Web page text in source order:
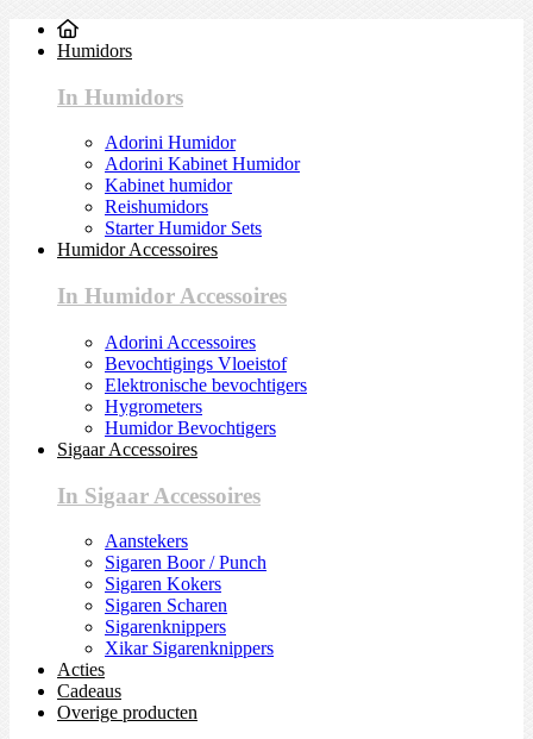
Humidors
In Humidors
Adorini Humidor
Adorini Kabinet Humidor
Kabinet humidor
Reishumidors
Starter Humidor Sets
Humidor Accessoires
In Humidor Accessoires
Adorini Accessoires
Bevochtigings Vloeistof
Elektronische bevochtigers
Hygrometers
Humidor Bevochtigers
Sigaar Accessoires
In Sigaar Accessoires
Aanstekers
Sigaren Boor / Punch
Sigaren Kokers
Sigaren Scharen
Sigarenknippers
Xikar Sigarenknippers
Acties
Cadeaus
Overige producten